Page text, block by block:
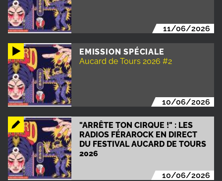
11/06/2026
EMISSION SPÉCIALE
Aucard de Tours 2026 #2
10/06/2026
"ARRÊTE TON CIRQUE !" : LES
RADIOS FÉRAROCK EN DIRECT
DU FESTIVAL AUCARD DE TOURS
2026
10/06/2026